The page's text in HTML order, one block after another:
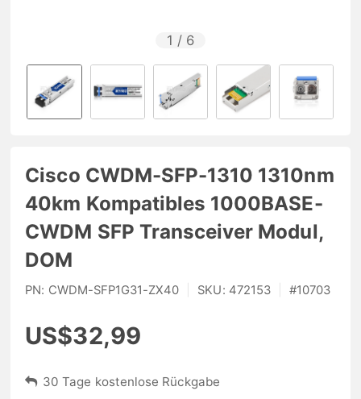
1 / 6
Cisco CWDM-SFP-1310 1310nm
40km Kompatibles 1000BASE-
CWDM SFP Transceiver Modul,
DOM
PN: CWDM-SFP1G31-ZX40 SKU: 472153 #10703
US$32,99
30 Tage kostenlose Rückgabe